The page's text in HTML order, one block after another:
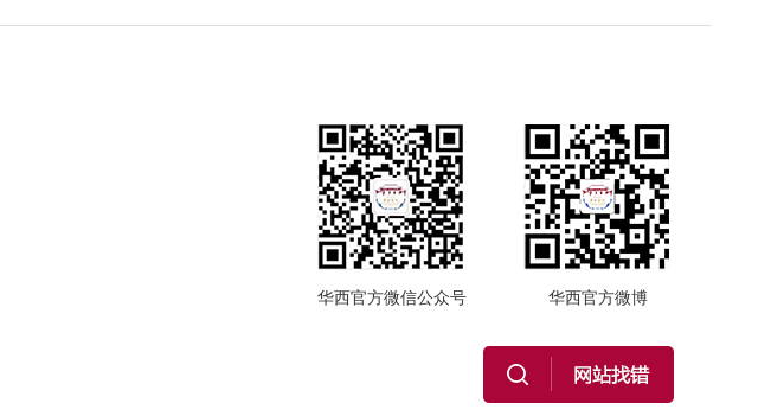
华西官方微信公众号 华西官方微博